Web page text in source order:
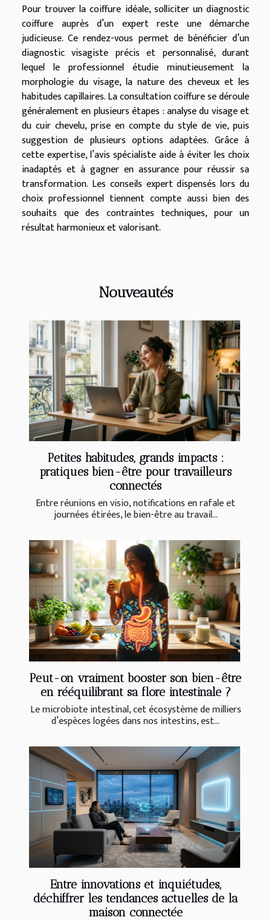
Pour trouver la coiffure idéale, solliciter un diagnostic
coiffure auprès d’un expert reste une démarche
judicieuse. Ce rendez-vous permet de bénéficier d’un
diagnostic visagiste précis et personnalisé, durant
lequel le professionnel étudie minutieusement la
morphologie du visage, la nature des cheveux et les
habitudes capillaires. La consultation coiffure se déroule
généralement en plusieurs étapes : analyse du visage et
du cuir chevelu, prise en compte du style de vie, puis
suggestion de plusieurs options adaptées. Grâce à
cette expertise, l’avis spécialiste aide à éviter les choix
inadaptés et à gagner en assurance pour réussir sa
transformation. Les conseils expert dispensés lors du
choix professionnel tiennent compte aussi bien des
souhaits que des contraintes techniques, pour un
résultat harmonieux et valorisant.
Nouveautés
Petites habitudes, grands impacts :
pratiques bien-être pour travailleurs
connectés
Entre réunions en visio, notifications en rafale et
journées étirées, le bien-être au travail...
Peut-on vraiment booster son bien-être
en rééquilibrant sa flore intestinale ?
Le microbiote intestinal, cet écosystème de milliers
d’espèces logées dans nos intestins, est...
Entre innovations et inquiétudes,
déchiffrer les tendances actuelles de la
maison connectée